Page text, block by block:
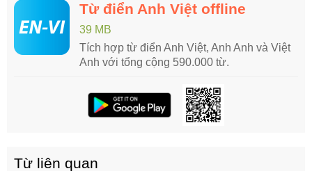
Từ điển Anh Việt offline
39 MB
Tích hợp từ điển Anh Việt, Anh Anh và Việt
Anh với tổng cộng 590.000 từ.
Từ liên quan